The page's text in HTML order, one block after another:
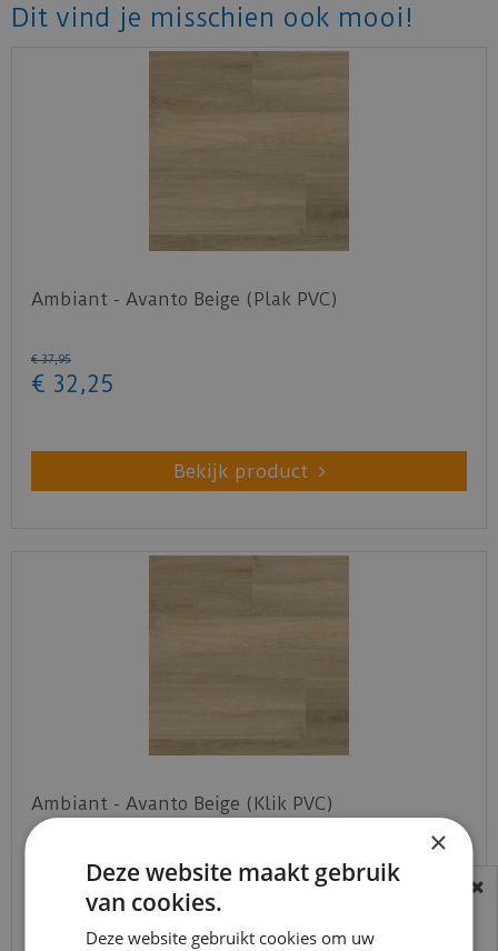
Dit vind je misschien ook mooi!
Ambiant - Avanto Beige (Plak PVC)
€ 37,95
€ 32 ,25
Bekijk product
Ambiant - Avanto Beige (Klik PVC)
45
BEREIKBAARHEID
In verband met de vakantie periode zijn wij
×
Deze website maakt gebruik
van cookies.
Deze website gebruikt cookies om uw